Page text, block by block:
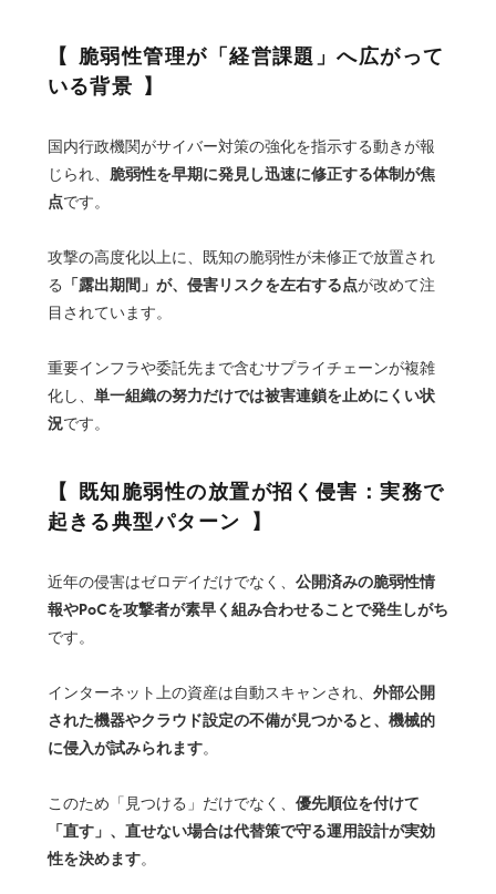
脆弱性管理が「経営課題」へ広がって
いる背景
国内行政機関がサイバー対策の強化を指示する動きが報
じられ、 脆弱性を早期に発見し迅速に修正する体制が焦
点です。
攻撃の高度化以上に、既知の脆弱性が未修正で放置され
る 「露出期間」が、侵害リスクを左右する点が改めて注
目されています。
重要インフラや委託先まで含むサプライチェーンが複雑
化し、 単一組織の努力だけでは被害連鎖を止めにくい状
況です。
既知脆弱性の放置が招く侵害：実務で
起きる典型パターン
近年の侵害はゼロデイだけでなく、 公開済みの脆弱性情
報やPoCを攻撃者が素早く組み合わせることで発生しがち
です。
インターネット上の資産は自動スキャンされ、 外部公開
された機器やクラウド設定の不備が見つかると、機械的
に侵入が試みられます。
このため「見つける」だけでなく、 優先順位を付けて
「直す」、直せない場合は代替策で守る運用設計が実効
性を決めます。